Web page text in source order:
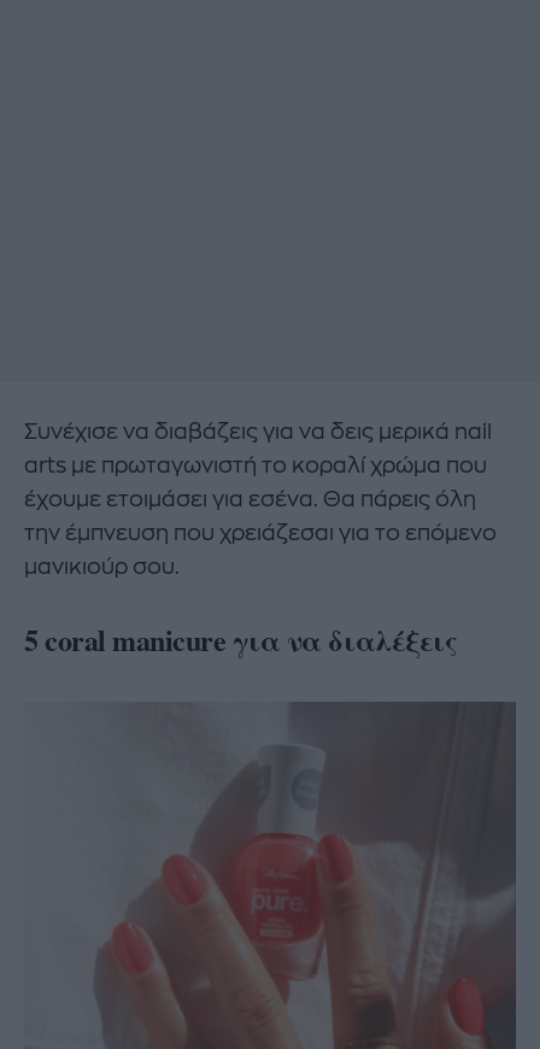
Συνέχισε να διαβάζεις για να δεις μερικά nail
arts με πρωταγωνιστή το κοραλί χρώμα που
έχουμε ετοιμάσει για εσένα. Θα πάρεις όλη
την έμπνευση που χρειάζεσαι για το επόμενο
μανικιούρ σου.
5 coral manicure για να διαλέξεις